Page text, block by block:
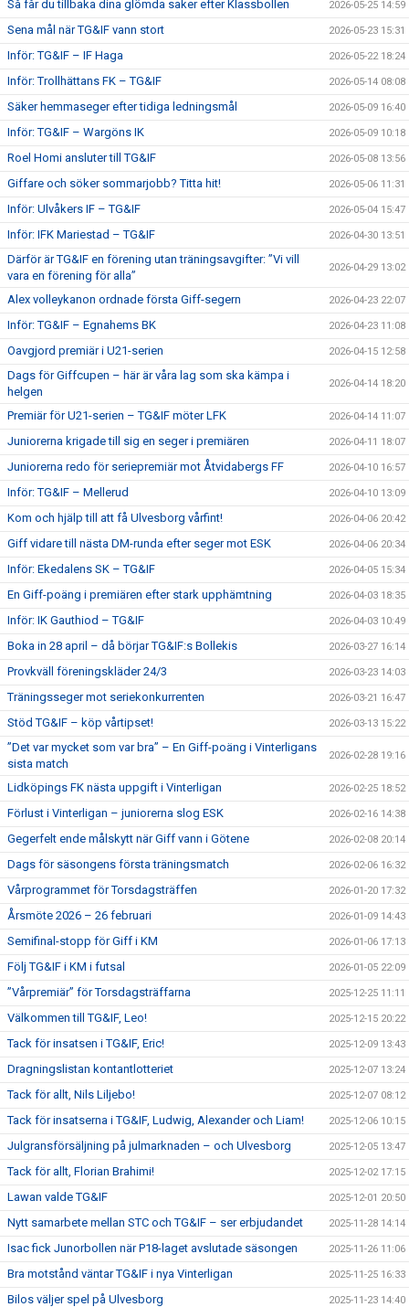
Så får du tillbaka dina glömda saker efter Klassbollen 2026-05-25 14:59
Sena mål när TG&IF vann stort 2026-05-23 15:31
Inför: TG&IF – IF Haga 2026-05-22 18:24
Inför: Trollhättans FK – TG&IF 2026-05-14 08:08
Säker hemmaseger efter tidiga ledningsmål 2026-05-09 16:40
Inför: TG&IF – Wargöns IK 2026-05-09 10:18
Roel Homi ansluter till TG&IF 2026-05-08 13:56
Giffare och söker sommarjobb? Titta hit! 2026-05-06 11:31
Inför: Ulvåkers IF – TG&IF 2026-05-04 15:47
Inför: IFK Mariestad – TG&IF 2026-04-30 13:51
Därför är TG&IF en förening utan träningsavgifter: ”Vi vill
vara en förening för alla”
2026-04-29 13:02
Alex volleykanon ordnade första Giff-segern 2026-04-23 22:07
Inför: TG&IF – Egnahems BK 2026-04-23 11:08
Oavgjord premiär i U21-serien 2026-04-15 12:58
Dags för Giffcupen – här är våra lag som ska kämpa i
helgen
2026-04-14 18:20
Premiär för U21-serien – TG&IF möter LFK 2026-04-14 11:07
Juniorerna krigade till sig en seger i premiären 2026-04-11 18:07
Juniorerna redo för seriepremiär mot Åtvidabergs FF 2026-04-10 16:57
Inför: TG&IF – Mellerud 2026-04-10 13:09
Kom och hjälp till att få Ulvesborg vårfint! 2026-04-06 20:42
Giff vidare till nästa DM-runda efter seger mot ESK 2026-04-06 20:34
Inför: Ekedalens SK – TG&IF 2026-04-05 15:34
En Giff-poäng i premiären efter stark upphämtning 2026-04-03 18:35
Inför: IK Gauthiod – TG&IF 2026-04-03 10:49
Boka in 28 april – då börjar TG&IF:s Bollekis 2026-03-27 16:14
Provkväll föreningskläder 24/3 2026-03-23 14:03
Träningsseger mot seriekonkurrenten 2026-03-21 16:47
Stöd TG&IF – köp vårtipset! 2026-03-13 15:22
”Det var mycket som var bra” – En Giff-poäng i Vinterligans
sista match
2026-02-28 19:16
Lidköpings FK nästa uppgift i Vinterligan 2026-02-25 18:52
Förlust i Vinterligan – juniorerna slog ESK 2026-02-16 14:38
Gegerfelt ende målskytt när Giff vann i Götene 2026-02-08 20:14
Dags för säsongens första träningsmatch 2026-02-06 16:32
Vårprogrammet för Torsdagsträffen 2026-01-20 17:32
Årsmöte 2026 – 26 februari 2026-01-09 14:43
Semifinal-stopp för Giff i KM 2026-01-06 17:13
Följ TG&IF i KM i futsal 2026-01-05 22:09
”Vårpremiär” för Torsdagsträffarna 2025-12-25 11:11
Välkommen till TG&IF, Leo! 2025-12-15 20:22
Tack för insatsen i TG&IF, Eric! 2025-12-09 13:43
Dragningslistan kontantlotteriet 2025-12-07 13:24
Tack för allt, Nils Liljebo! 2025-12-07 08:12
Tack för insatserna i TG&IF, Ludwig, Alexander och Liam! 2025-12-06 10:15
Julgransförsäljning på julmarknaden – och Ulvesborg 2025-12-05 13:47
Tack för allt, Florian Brahimi! 2025-12-02 17:15
Lawan valde TG&IF 2025-12-01 20:50
Nytt samarbete mellan STC och TG&IF – ser erbjudandet 2025-11-28 14:14
Isac fick Junorbollen när P18-laget avslutade säsongen 2025-11-26 11:06
Bra motstånd väntar TG&IF i nya Vinterligan 2025-11-25 16:33
Bilos väljer spel på Ulvesborg 2025-11-23 14:40